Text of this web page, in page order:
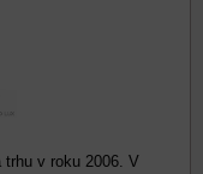
trhu v roku 2006. V